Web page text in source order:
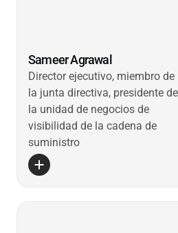
Sameer Agrawal
Director ejecutivo, miembro de
la junta directiva, presidente de
la unidad de negocios de
visibilidad de la cadena de
suministro